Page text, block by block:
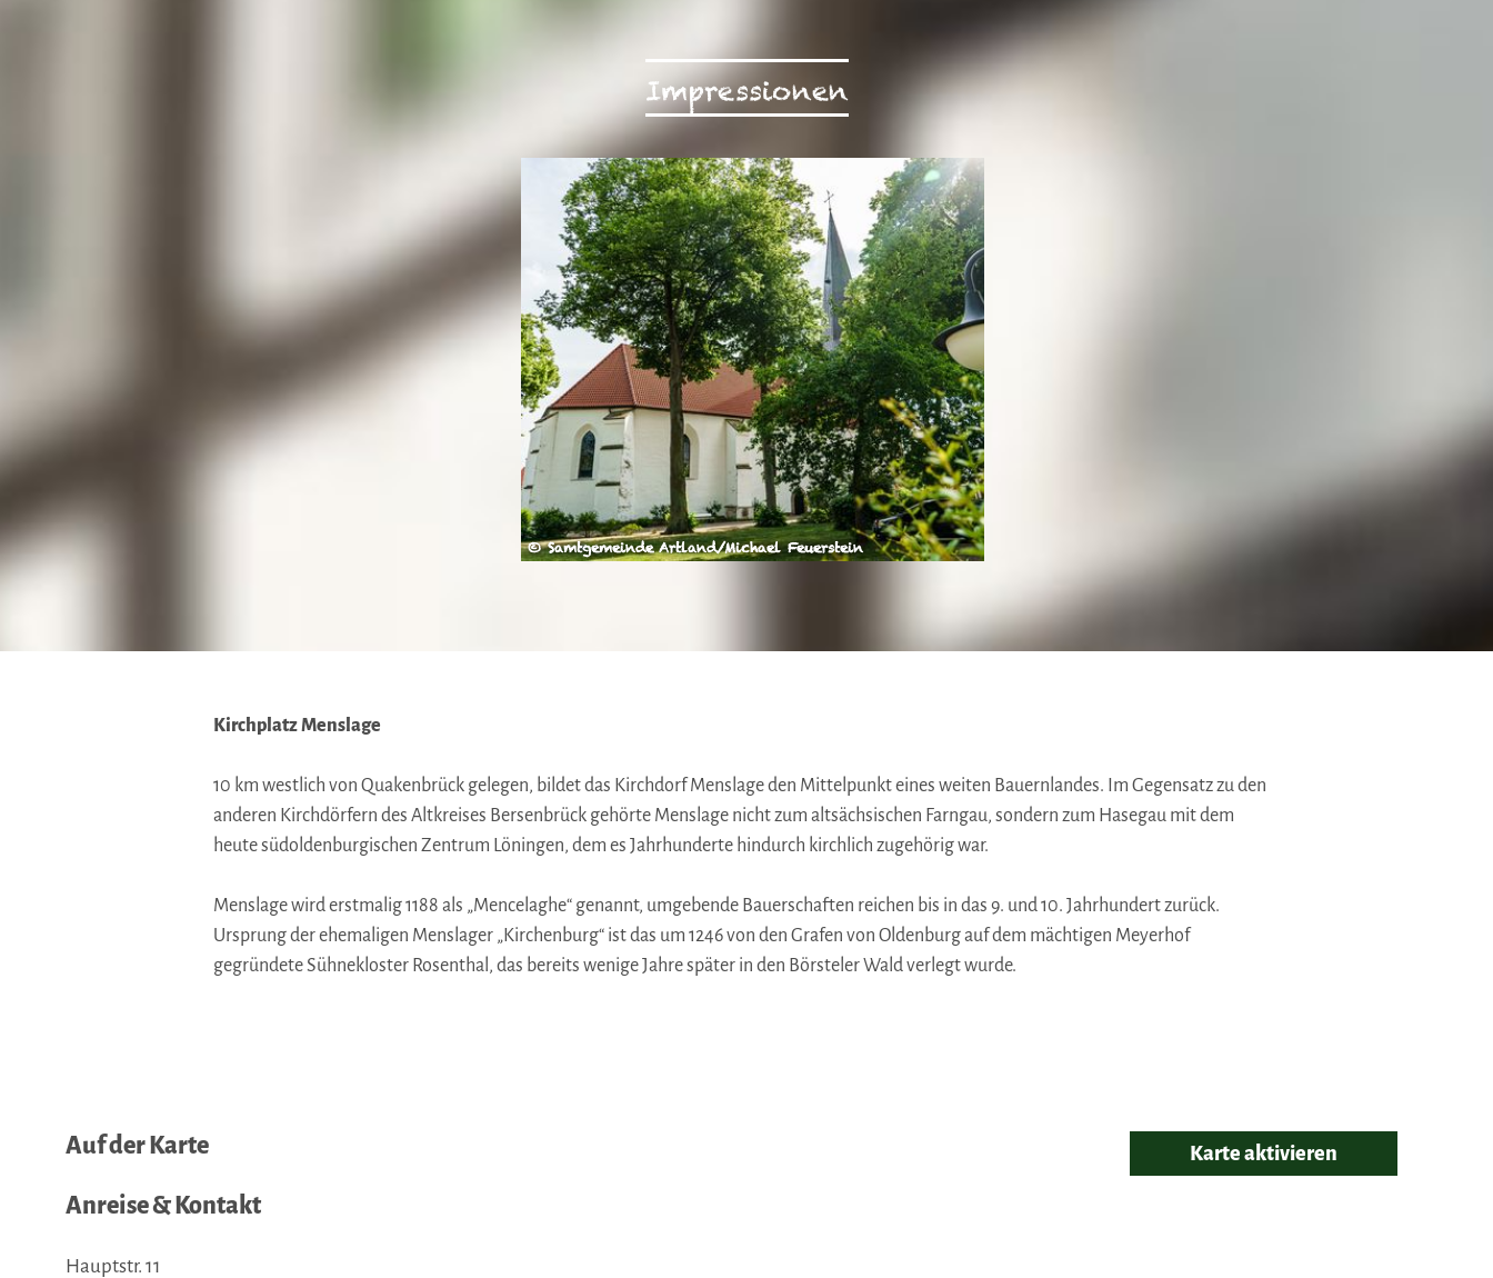
Impressionen
© Samtgemeinde Artland/Michael Feuerstein
Kirchplatz Menslage
10 km westlich von Quakenbrück gelegen, bildet das Kirchdorf Menslage den Mittelpunkt eines weiten Bauernlandes. Im Gegensatz zu den
anderen Kirchdörfern des Altkreises Bersenbrück gehörte Menslage nicht zum altsächsischen Farngau, sondern zum Hasegau mit dem
heute südoldenburgischen Zentrum Löningen, dem es Jahrhunderte hindurch kirchlich zugehörig war.
Menslage wird erstmalig 1188 als „Mencelaghe“ genannt, umgebende Bauerschaften reichen bis in das 9. und 10. Jahrhundert zurück.
Ursprung der ehemaligen Menslager „Kirchenburg“ ist das um 1246 von den Grafen von Oldenburg auf dem mächtigen Meyerhof
gegründete Sühnekloster Rosenthal, das bereits wenige Jahre später in den Börsteler Wald verlegt wurde.
Auf der Karte
Anreise & Kontakt
Hauptstr. 11
Karte aktivieren